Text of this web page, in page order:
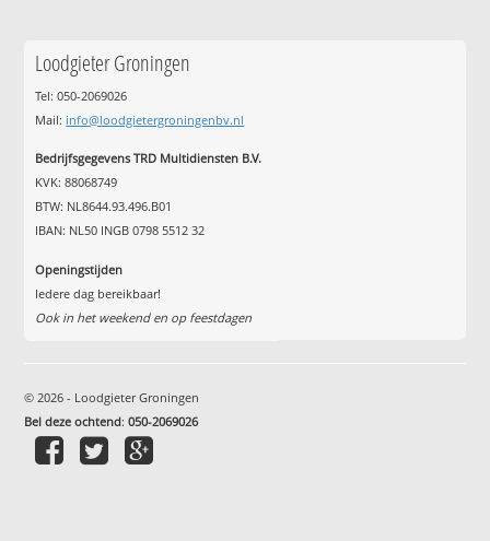
Loodgieter Groningen
Tel: 050-2069026
Mail: info@loodgietergroningenbv.nl
Bedrijfsgegevens TRD Multidiensten B.V.
KVK: 88068749
BTW: NL8644.93.496.B01
IBAN: NL50 INGB 0798 5512 32
Openingstijden
Iedere dag bereikbaar!
Ook in het weekend en op feestdagen
© 2026 - Loodgieter Groningen
Bel deze ochtend:050-2069026